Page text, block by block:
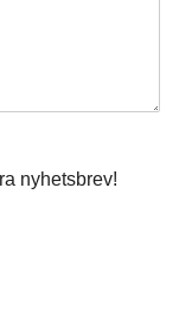
nyhetsbrev!